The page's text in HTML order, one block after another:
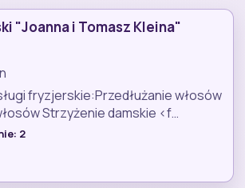
"Joanna i Tomasz Kleina"
fryzjerskie:Przedłużanie włosów
Strzyżenie damskie <f…
2